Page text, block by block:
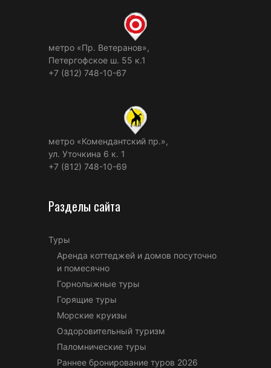
метро «Пр. Ветеранов»,
Петергофское ш. 55 к.1
+7 (812) 748-10-67
метро «Комендантский пр.»,
ул. Уточкина 6 к. 1
+7 (812) 748-10-69
Разделы сайта
Туры
Аренда коттеджей и домов посуточно
и помесячно
Горнолыжные туры
Горящие туры
Морские круизы
Оздоровительный туризм
Паломнические туры
Раннее бронирование туров 2026